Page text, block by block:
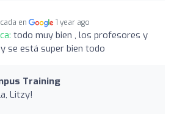
en 1 year ago
todo muy bien , los profesores y
se está super bien todo
Training
Litzy!